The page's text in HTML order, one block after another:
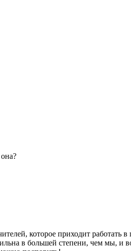
которое приходит работать
в большей степени, чем мы, и